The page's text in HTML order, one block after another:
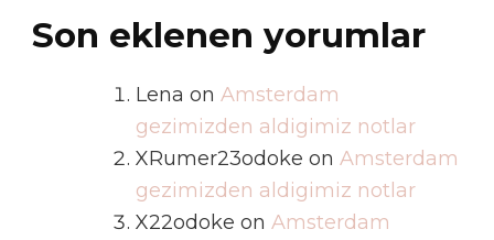
Son eklenen yorumlar
Lena on Amsterdam
gezimizden aldigimiz notlar
XRumer23odoke on Amsterdam
gezimizden aldigimiz notlar
X22odoke on Amsterdam